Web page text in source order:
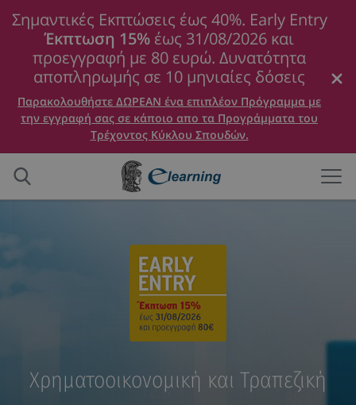
Σημαντικές Εκπτώσεις έως 40%. Early Entry
Έκπτωση 15% έως 31/08/2026 και
προεγγραφή με 80 ευρώ. Δυνατότητα
αποπληρωμής σε 10 μηνιαίες δόσεις
Παρακολουθήστε ΔΩΡΕΑΝ ένα επιπλέον Πρόγραμμα με
την εγγραφή σας σε κάποιο απο τα Προγράμματα του
Τρέχοντος Κύκλου Σπουδών.
Χρηματοοικονομική και Τραπεζική